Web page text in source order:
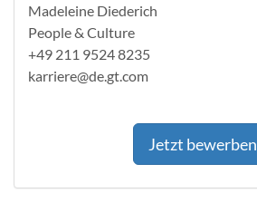
Madeleine Diederich
People & Culture
+49 211 9524 8235
karriere@de.gt.com
Jetzt bewerben